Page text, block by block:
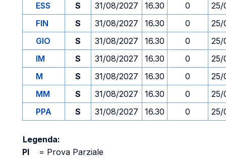
ESS
S 31/08/2027 16.30 0
25/
FIN
S 31/08/2027 16.30 0
25/
GIO
S 31/08/2027 16.30 0
25/
IM
S 31/08/2027 16.30 0
25/
M
S 31/08/2027 16.30 0
25/
MM
S 31/08/2027 16.30 0
25/
PPA
S 31/08/2027 16.30 0 25/
Legenda:
PI
= Prova Parziale